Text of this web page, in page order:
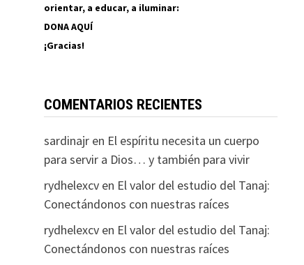
orientar, a educar, a iluminar:
DONA AQUÍ
¡Gracias!
COMENTARIOS RECIENTES
sardinajren El espíritu necesita un cuerpo
para servir a Dios… y también para vivir
rydhelexcven El valor del estudio del Tanaj:
Conectándonos con nuestras raíces
rydhelexcven El valor del estudio del Tanaj:
Conectándonos con nuestras raíces